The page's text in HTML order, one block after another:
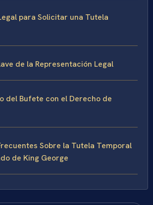
para Solicitar una Tutela
de la Representación Legal
del Bufete con el Derecho de
Sobre la Tutela Temporal
de King George